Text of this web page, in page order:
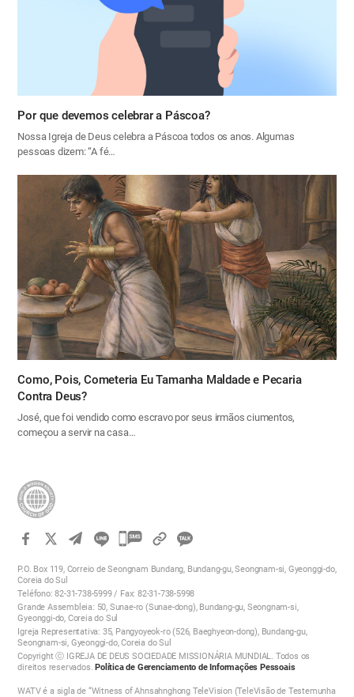
Por que devemos celebrar a Páscoa?
Nossa Igreja de Deus celebra a Páscoa todos os anos. Algumas
pessoas dizem: “A fé…
Como, Pois, Cometeria Eu Tamanha Maldade e Pecaria
Contra Deus?
José, que foi vendido como escravo por seus irmãos ciumentos,
começou a servir na casa…
카
오
톡
공
유
하
기
P.O. Box 119, Correio de Seongnam Bundang, Bundang-gu, Seongnam-si, Gyeonggi-do,
Coreia do Sul
Teléfono: 82-31-738-5999 / Fax: 82-31-738-5998
Grande Assembleia: 50, Sunae-ro (Sunae-dong), Bundang-gu, Seongnam-si,
Gyeonggi-do, Coreia do Sul
Igreja Representativa: 35, Pangyoyeok-ro (526, Baeghyeon-dong), Bundang-gu,
Seongnam-si, Gyeonggi-do, Coreia do Sul
Copyright ⓒ IGREJA DE DEUS SOCIEDADE MISSIONÁRIA MUNDIAL. Todos os
direitos reservados.Política de Gerenciamento de Informações Pessoais
WATV é a sigla de “Witness of Ahnsahnghong TeleVision (TeleVisão de Testemunha